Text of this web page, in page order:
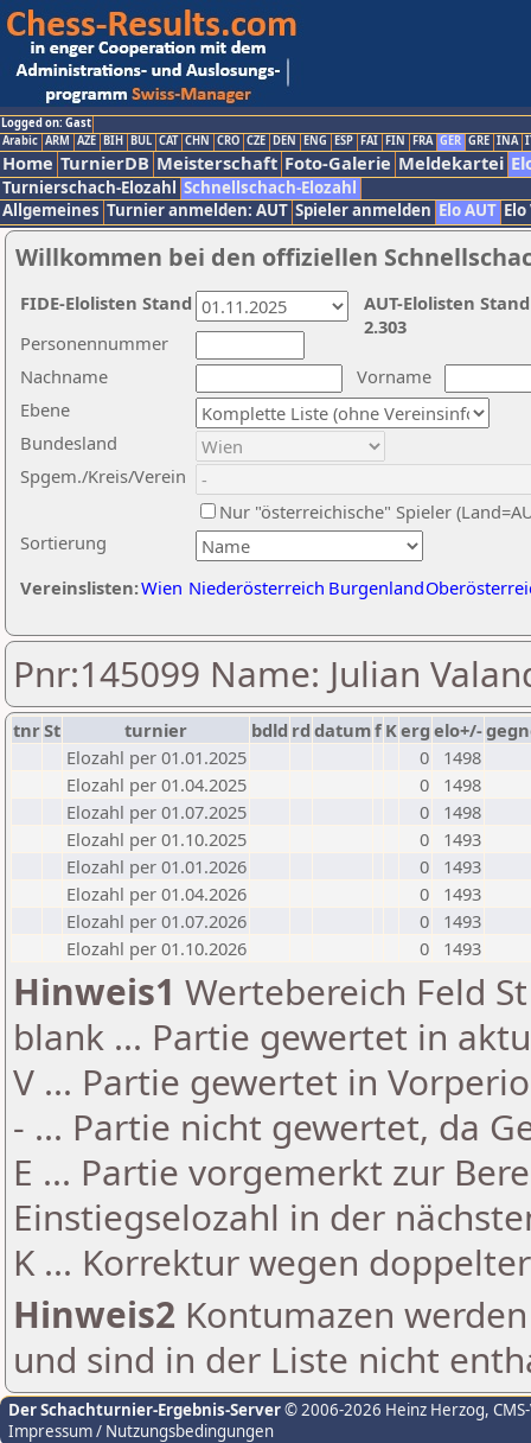
Logged on: Gast
Arabic ARM AZE BIH BUL CAT CHN CRO CZE DEN ENG ESP FAI FIN FRA GER GRE INA
Home TurnierDB Meisterschaft Foto-Galerie Meldekartei
Turnierschach-Elozahl Schnellschach-Elozahl
Allgemeines Turnier anmelden: AUT Spieler anmelden Elo AUT
Willkommen bei den offiziellen
Nachname
Vorname
Ebene
Sortierung
Personennummer
Bundesland
Spgem./Kreis/Verein
Nur "österreichische" Spieler
Vereinslisten:Wien Niederösterreich Burgenland
AUT-Elolisten
2.303
FIDE-Elolisten Stand
Pnr:145099 Name: Julian
tnrSt turnier bdld rd datumf Kerg elo+/-
Elozahl per 01.01.2025
0
1498
Elozahl per 01.04.2025
0
1498
Elozahl per 01.07.2025
0
1498
Elozahl per 01.10.2025
0
1493
Elozahl per 01.01.2026
0
1493
Elozahl per 01.04.2026
0
1493
Elozahl per 01.07.2026
0
1493
Elozahl per 01.10.2026
0 1493
Hinweis1 Wertebereich Feld
blank ... Partie gewertet in
V ... Partie gewertet in
- ... Partie nicht gewertet, da
E ... Partie vorgemerkt zur
Einstiegselozahl in der
K ... Korrektur wegen
Hinweis2 Kontumazen
und sind in der Liste nicht
Der Schachturnier-Ergebnis-Server© 2006-2026 Heinz Herzog,
Impressum / Nutzungsbedingungen